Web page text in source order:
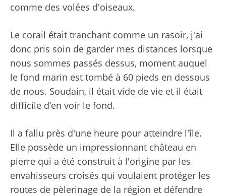
comme des volées d'oiseaux.
Le corail était tranchant comme un rasoir, j'ai
donc pris soin de garder mes distances lorsque
nous sommes passés dessus, moment auquel
le fond marin est tombé à 60 pieds en dessous
de nous. Soudain, il était vide de vie et il était
difficile d’en voir le fond.
Il a fallu près d'une heure pour atteindre l'île.
Elle possède un impressionnant château en
pierre qui a été construit à l'origine par les
envahisseurs croisés qui voulaient protéger les
routes de pèlerinage de la région et défendre